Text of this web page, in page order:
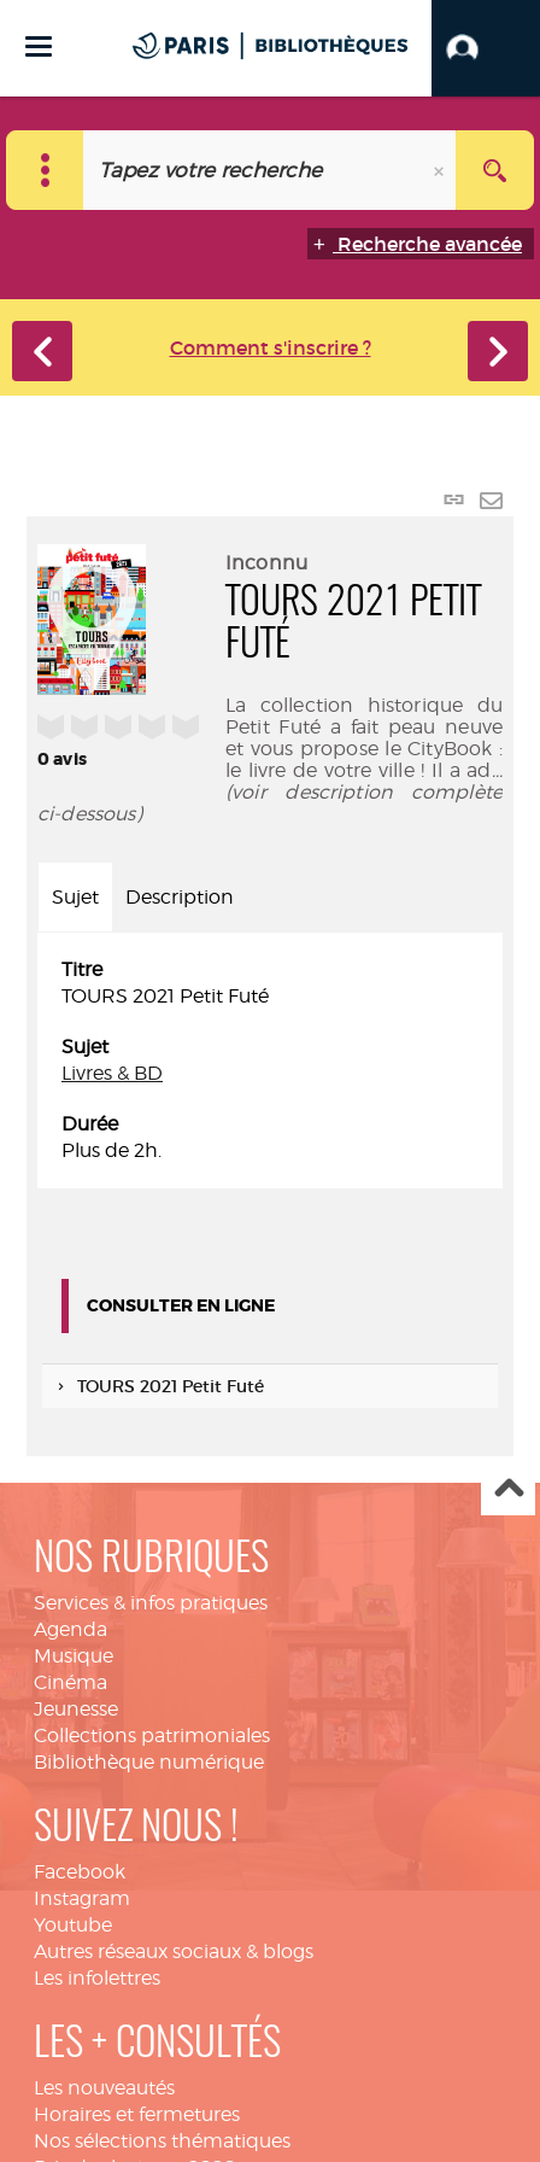
Recherche avancée
Comment s'inscrire ?
Lien
0avis
Inconnu
TOURS 2021 PETIT
FUTÉ
La collection historique du
Petit Futé a fait peau neuve
et vous propose le CityBook :
le livre de votre ville ! Il a ad...
(voir description complète
ci-dessous)
Sujet Description
Titre
TOURS 2021 Petit Futé
Sujet
Livres & BD
Durée
Plus de 2h.
CONSULTER EN LIGNE
TOURS 2021 Petit Futé
NOS RUBRIQUES
Services & infos pratiques
Agenda
Musique
Cinéma
Jeunesse
Collections patrimoniales
Bibliothèque numérique
SUIVEZ NOUS !
Facebook
Instagram
Youtube
Autres réseaux sociaux & blogs
Les infolettres
LES + CONSULTÉS
Les nouveautés
Horaires et fermetures
Nos sélections thématiques